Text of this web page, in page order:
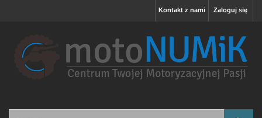
Zaloguj się
Kontakt z nami